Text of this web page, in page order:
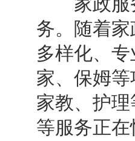
务。随着
多样化、
家、保姆
家教、护
等服务正